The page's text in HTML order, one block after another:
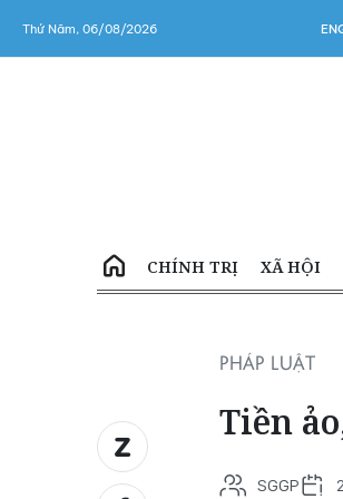
Thứ Năm, 06/08/2026
CHÍNH TRỊ XÃ HỘI
PHÁP LUẬT
Tiền
SGGP